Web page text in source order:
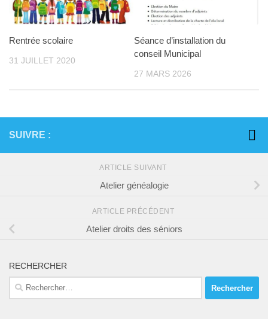
Rentrée scolaire
31 JUILLET 2020
Séance d’installation du
conseil Municipal
27 MARS 2026
SUIVRE :
ARTICLE SUIVANT
Atelier généalogie
ARTICLE PRÉCÉDENT
Atelier droits des séniors
RECHERCHER
Rechercher :